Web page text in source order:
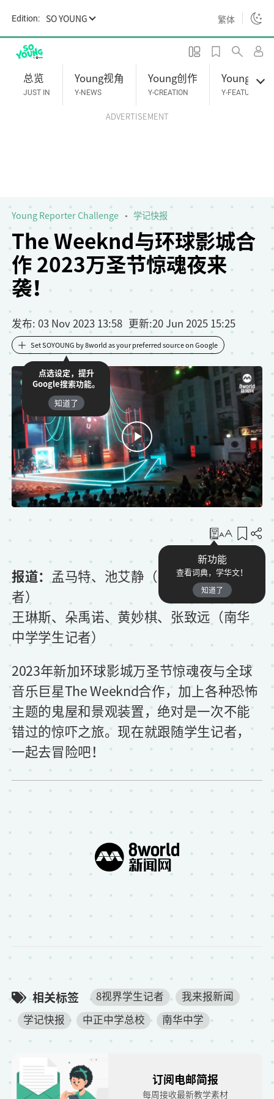
i
Edition: SO YOUNG 繁体
总览
JUST IN
Young视角
Y-NEWS
Young创作
Y-CREATION
Young专题
Y-FEATURES
ADVERTISEMENT
The Weeknd与环球影城合
作 2023万圣节惊魂夜来
袭！
Young Reporter Challenge 学记快报
发布: 03 Nov 2023 13:58 更新:20 Jun 2025 15:25
Set SOYOUNG by 8world as your preferred source on Google
点选设定，提升
Google搜索功能。
知道了
新功能
查看词典，学华文！
知道了
收藏
报道：孟马特、池艾静（中正总校学生记
者）
王琳斯、朵禹诺、黄妙棋、张致远（南华
中学学生记者）
2023年新加环球影城万圣节惊魂夜与全球
音乐巨星The Weeknd合作，加上各种恐怖
主题的鬼屋和景观装置，绝对是一次不能
错过的惊吓之旅。现在就跟随学生记者，
一起去冒险吧！
相关标签 8视界学生记者
我来报新闻
学记快报
中正中学总校 南华中学
订阅电邮简报
每周接收最新教学素材